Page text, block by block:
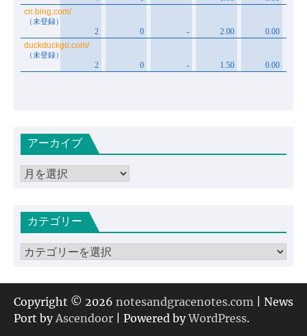
アーカイブ
ア
イカテゴリー
カ
ゴ
リ
ー
Copyright © 2026 notesandgracenotes.com | News
Port byAscendoor | Powered byWordPress.